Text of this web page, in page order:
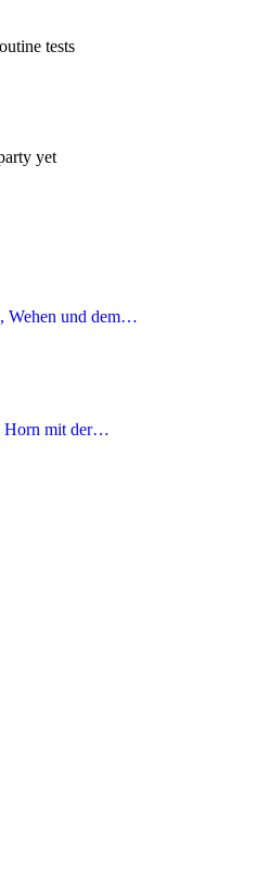
tests
yet
Wehen und dem…
Horn mit der…